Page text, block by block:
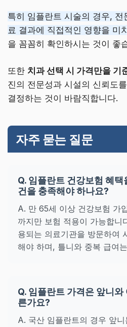
특히 임플란트 시술의 경우, 전
료 결과에 직접적인 영향을 미
을 꼼꼼히 확인하시는 것이 좋
또한 치과 선택 시 가격만을 기
진의 전문성과 시설의 신뢰도
결정하는 것이 바람직합니다.
자주 묻는 질문
Q. 임플란트 건강보험 혜
건을 충족해야 하나요?
A. 만 65세 이상 건강보험 가
까지만 보험 적용이 가능합니
용되는 의료기관을 방문하여
해야 하며, 틀니와 중복 급여
Q. 임플란트 가격은 앞니
른가요?
A. 국산 임플란트의 경우 앞